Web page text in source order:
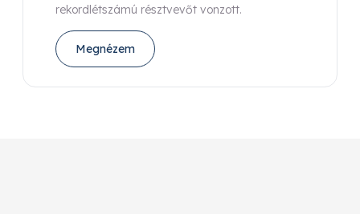
rekordlétszámú résztvevőt vonzott.
Megnézem